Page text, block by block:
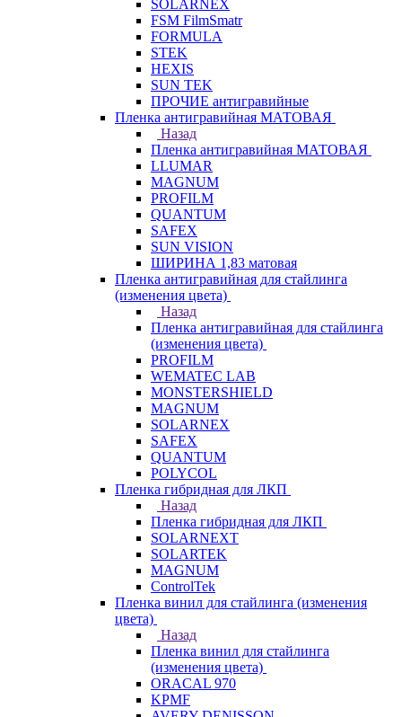
SOLARNEX
FSM FilmSmatr
FORMULA
STEK
HEXIS
SUN TEK
ПРОЧИЕ антигравийные
Пленка антигравийная МАТОВАЯ
Назад
Пленка антигравийная МАТОВАЯ
LLUMAR
MAGNUM
PROFILM
QUANTUM
SAFEX
SUN VISION
ШИРИНА 1,83 матовая
Пленка антигравийная для стайлинга
(изменения цвета)
Назад
Пленка антигравийная для стайлинга
(изменения цвета)
PROFILM
WEMATEC LAB
MONSTERSHIELD
MAGNUM
SOLARNEX
SAFEX
QUANTUM
POLYCOL
Пленка гибридная для ЛКП
Назад
Пленка гибридная для ЛКП
SOLARNEXT
SOLARTEK
MAGNUM
ControlTek
Пленка винил для стайлинга (изменения
цвета)
Назад
Пленка винил для стайлинга
(изменения цвета)
ORACAL 970
KPMF